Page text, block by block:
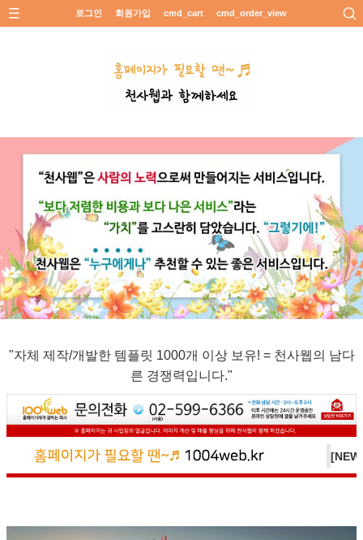
로그인 회원가입 cmd_cart cmd_order_view
"자체 제작/개발한 템플릿 1000개 이상 보유! = 천사웹의 남다
른 경쟁력입니다."